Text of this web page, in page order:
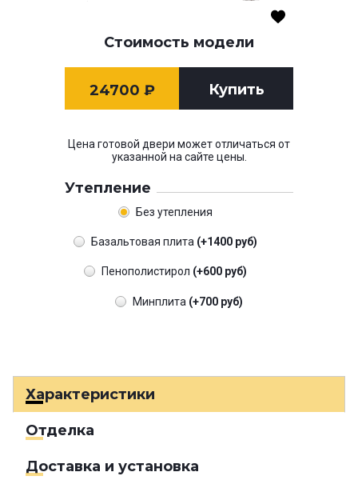
Стоимость модели
24700 ₽ Купить
Цена готовой двери может отличаться от
указанной на сайте цены.
Утепление
Без утепления
Базальтовая плита (+1400 руб)
Пенополистирол (+600 руб)
Минплита (+700 руб)
Характеристики
Отделка
Доставка и установка